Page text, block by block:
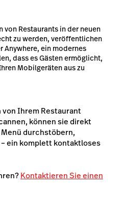
von Restaurants in der neuen
zu werden, veröffentlichen
ein modernes
dass es Gästen ermöglicht,
Mobilgeräten aus zu
Ihrem Restaurant
können sie direkt
durchstöbern,
ein komplett kontaktloses
Kontaktieren Sie einen